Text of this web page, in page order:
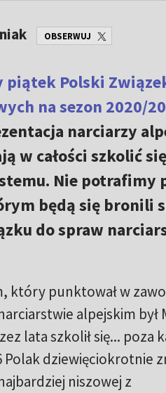
OBSERWUJ
Polski
na sezon 2020/
narciarzy
w całości szkolić
Nie potrafimy
będą się bronili
do spraw
który punktował w
alpejskim był
lata szkolił się... poza
Polak dziewięciokrotnie
niszowej z